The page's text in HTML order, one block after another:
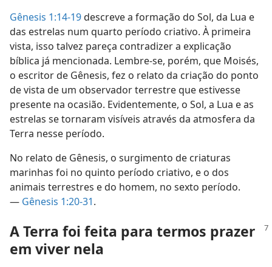
Gênesis 1:14-19descreve a formação do Sol, da Lua e
das estrelas num quarto período criativo. À primeira
vista, isso talvez pareça contradizer a explicação
bíblica já mencionada. Lembre-se, porém, que Moisés,
o escritor de Gênesis, fez o relato da criação do ponto
de vista de um observador terrestre que estivesse
presente na ocasião. Evidentemente, o Sol, a Lua e as
estrelas se tornaram visíveis através da atmosfera da
Terra nesse período.
No relato de Gênesis, o surgimento de criaturas
marinhas foi no quinto período criativo, e o dos
animais terrestres e do homem, no sexto período.
— Gênesis 1:20-31.
A Terra foi feita para termos prazer
em viver nela